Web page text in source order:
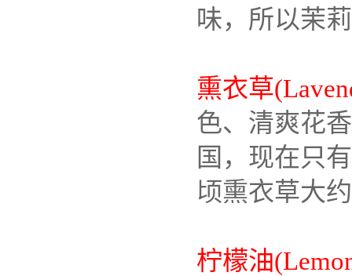
味，所以茉
熏衣草
色、清爽花
国，现在只
顷熏衣草大
柠檬油